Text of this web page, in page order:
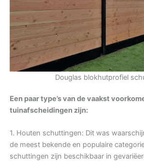
Douglas blokhutprofiel
Een paar type’s van de vaakst
tuinafscheidingen zijn:
1. Houten schuttingen: Dit was
de meest bekende en populaire
schuttingen zijn beschikbaar in